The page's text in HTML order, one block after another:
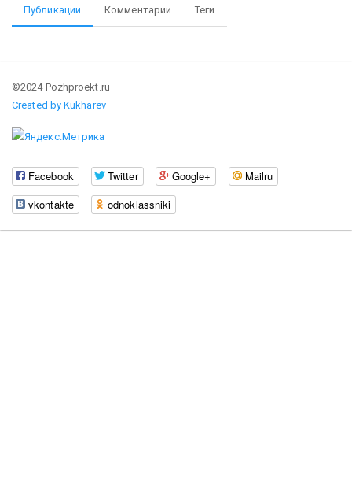
Публикации Комментарии Теги
©2024 Pozhproekt.ru
Created by Kukharev
Facebook Twitter Google+
Mailru
vkontakte
odnoklassniki